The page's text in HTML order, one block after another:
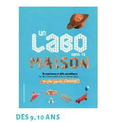
DÈS 9, 10 ANS